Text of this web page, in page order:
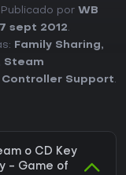
Publicado por WB
sept 2012.
Family Sharing,
Steam
Controller Support.
o CD Key
- Game of